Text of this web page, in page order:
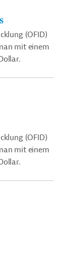
(OFID)
mit einem
(OFID)
mit einem